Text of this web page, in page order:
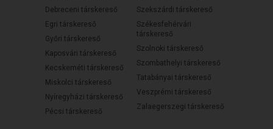
Debreceni társkereső
Egri társkereső
Győri társkereső
Kaposvári társkereső
Kecskeméti társkereső
Miskolci társkereső
Nyíregyházi társkereső
Pécsi társkereső
Szekszárdi társkereső
Székesfehérvári
társkereső
Szolnoki társkereső
Szombathelyi társkereső
Tatabányai társkereső
Veszprémi társkereső
Zalaegerszegi társkereső